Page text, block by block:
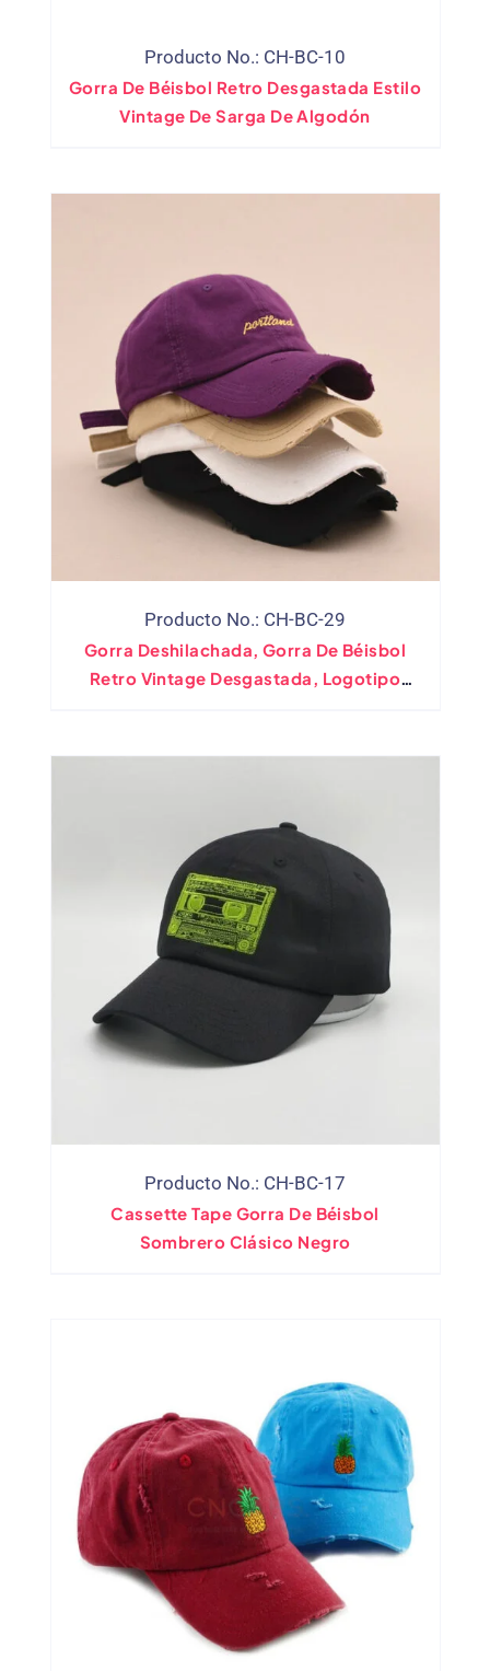
Producto No.: CH-BC-10
Gorra De Béisbol Retro Desgastada Estilo
Vintage De Sarga De Algodón
Producto No.: CH-BC-29
Gorra Deshilachada, Gorra De Béisbol
Retro Vintage Desgastada, Logotipo
Producto No.: CH-BC-17
Cassette Tape Gorra De Béisbol
Sombrero Clásico Negro